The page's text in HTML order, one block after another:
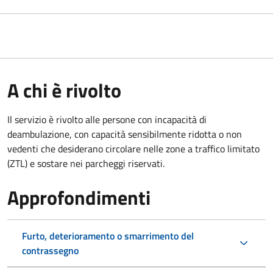
A chi è rivolto
Il servizio è rivolto alle persone con incapacità di
deambulazione, con capacità sensibilmente ridotta o non
vedenti che desiderano circolare nelle zone a traffico limitato
(ZTL) e sostare nei parcheggi riservati.
Approfondimenti
Furto, deterioramento o smarrimento del
contrassegno